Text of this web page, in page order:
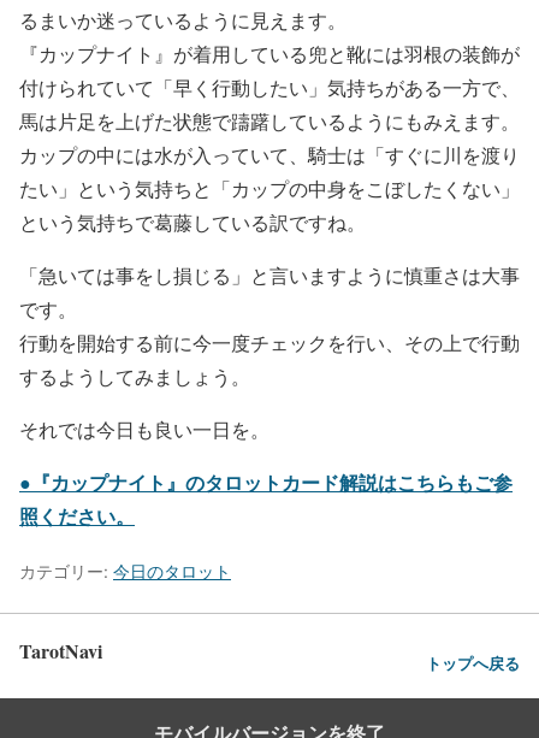
るまいか迷っているように見えます。
『カップナイト』が着用している兜と靴には羽根の装飾が
付けられていて「早く行動したい」気持ちがある一方で、
馬は片足を上げた状態で躊躇しているようにもみえます。
カップの中には水が入っていて、騎士は「すぐに川を渡り
たい」という気持ちと「カップの中身をこぼしたくない」
という気持ちで葛藤している訳ですね。
「急いては事をし損じる」と言いますように慎重さは大事
です。
行動を開始する前に今一度チェックを行い、その上で行動
するようしてみましょう。
それでは今日も良い一日を。
●『カップナイト』のタロットカード解説はこちらもご参
照ください。
カテゴリー: 今日のタロット
TarotNavi トップへ戻る
モバイルバージョンを終了